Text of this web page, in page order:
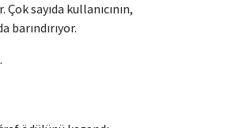
sayıda kullanıcının,